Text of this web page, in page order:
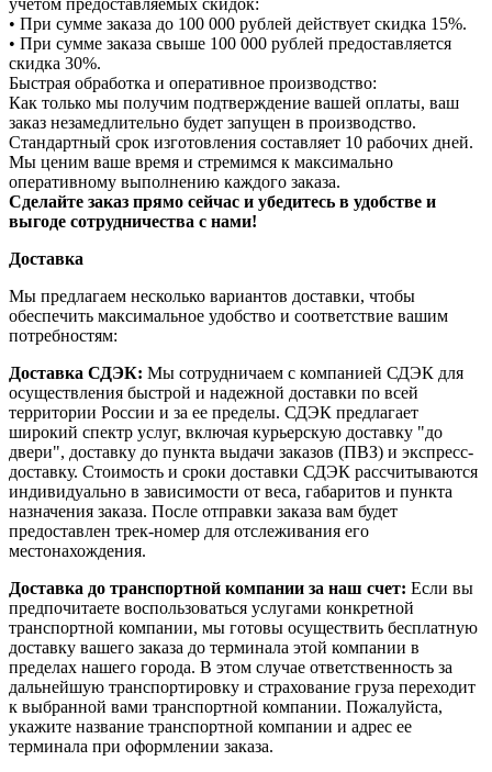
• При сумме заказа до 100 000 рублей действует скидка 15%.
• При сумме заказа свыше 100 000 рублей предоставляется
скидка 30%.
Быстрая обработка и оперативное производство:
Как только мы получим подтверждение вашей оплаты, ваш
заказ незамедлительно будет запущен в производство.
Стандартный срок изготовления составляет 10 рабочих дней.
Мы ценим ваше время и стремимся к максимально
оперативному выполнению каждого заказа.
Сделайте заказ прямо сейчас и убедитесь в удобстве и
выгоде сотрудничества с нами!
Доставка
Мы предлагаем несколько вариантов доставки, чтобы
обеспечить максимальное удобство и соответствие вашим
потребностям:
Доставка СДЭК: Мы сотрудничаем с компанией СДЭК для
осуществления быстрой и надежной доставки по всей
территории России и за ее пределы. СДЭК предлагает
широкий спектр услуг, включая курьерскую доставку "до
двери", доставку до пункта выдачи заказов (ПВЗ) и экспресс-
доставку. Стоимость и сроки доставки СДЭК рассчитываются
индивидуально в зависимости от веса, габаритов и пункта
назначения заказа. После отправки заказа вам будет
предоставлен трек-номер для отслеживания его
местонахождения.
Доставка до транспортной компании за наш счет: Если вы
предпочитаете воспользоваться услугами конкретной
транспортной компании, мы готовы осуществить бесплатную
доставку вашего заказа до терминала этой компании в
пределах нашего города. В этом случае ответственность за
дальнейшую транспортировку и страхование груза переходит
к выбранной вами транспортной компании. Пожалуйста,
укажите название транспортной компании и адрес ее
терминала при оформлении заказа.